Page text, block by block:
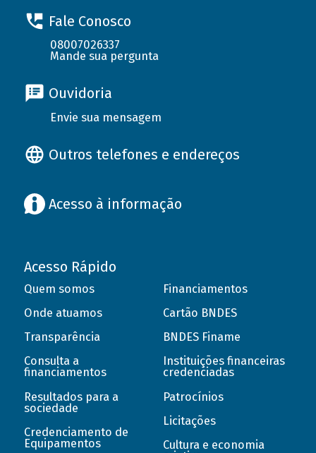
Fale Conosco
08007026337
Mande sua pergunta
Ouvidoria
Envie sua mensagem
Outros telefones e endereços
Acesso à informação
Acesso Rápido
Quem somos
Onde atuamos
Transparência
Consulta a
financiamentos
Resultados para a
sociedade
Credenciamento de
Equipamentos
Financiamentos
Cartão BNDES
BNDES Finame
Instituições financeiras
credenciadas
Patrocínios
Licitações
Cultura e economia